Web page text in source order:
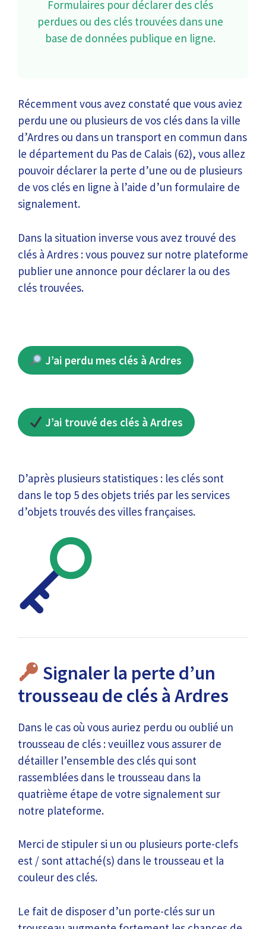
Formulaires pour déclarer des clés
perdues ou des clés trouvées dans une
base de données publique en ligne.
Récemment vous avez constaté que vous aviez
perdu une ou plusieurs de vos clés dans la ville
d’Ardres ou dans un transport en commun dans
le département du Pas de Calais (62), vous allez
pouvoir déclarer la perte d’une ou de plusieurs
de vos clés en ligne à l’aide d’un formulaire de
signalement.
Dans la situation inverse vous avez trouvé des
clés à Ardres : vous pouvez sur notre plateforme
publier une annonce pour déclarer la ou des
clés trouvées.
J’ai perdu mes clés à Ardres
J’ai trouvé des clés à Ardres
D’après plusieurs statistiques : les clés sont
dans le top 5 des objets triés par les services
d’objets trouvés des villes françaises.
Signaler la perte d’un
trousseau de clés à Ardres
Dans le cas où vous auriez perdu ou oublié un
trousseau de clés : veuillez vous assurer de
détailler l’ensemble des clés qui sont
rassemblées dans le trousseau dans la
quatrième étape de votre signalement sur
notre plateforme.
Merci de stipuler si un ou plusieurs porte-clefs
est / sont attaché(s) dans le trousseau et la
couleur des clés.
Le fait de disposer d’un porte-clés sur un